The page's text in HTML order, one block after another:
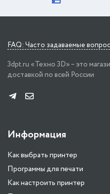
FAQ: Часто задаваемые
3dpt.ru «Техно 3D» – это
доставкой по всей России
Информация
Как выбрать принтер
Программы для печати
Как настроить принтер